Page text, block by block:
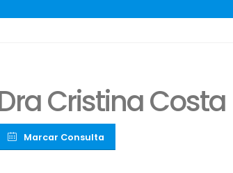
Cristina Costa
Marcar Consulta